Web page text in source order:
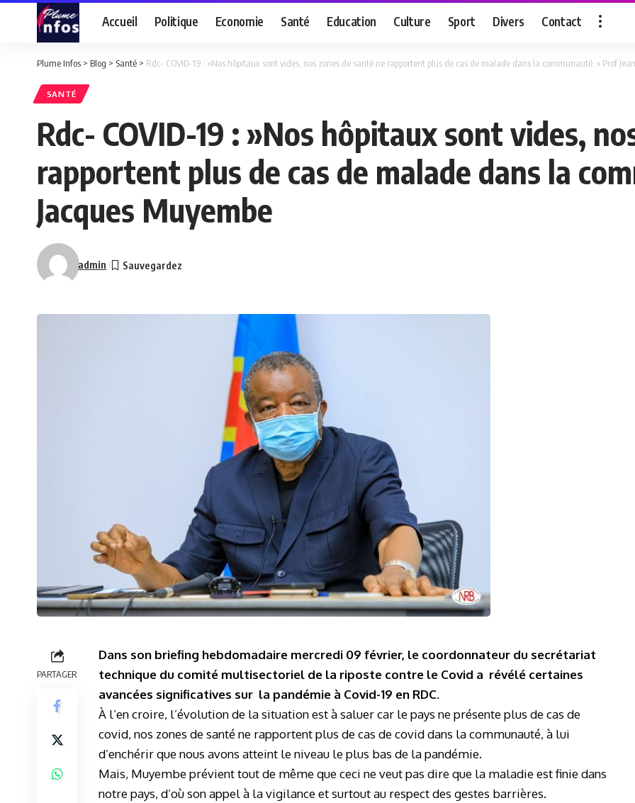
Accueil Politique Economie Santé Education Culture Sport Divers Contact
Plume Infos > Blog > Santé > Rdc- COVID-19 : »Nos hôpitaux sont vides, nos zones de santé ne rapportent plus de cas de malade dans la communauté. » Prof
SANTÉ
Rdc- COVID-19 : »Nos hôpitaux sont vides,
rapportent plus de cas de malade dans la
Jacques Muyembe
admin
PARTAGER
Dans son briefing hebdomadaire mercredi 09 février, le coordonnateur du secrétariat
technique du comité multisectoriel de la riposte contre le Covid a révélé certaines
avancées significatives sur la pandémie à Covid-19 en RDC.
À l’en croire, l’évolution de la situation est à saluer car le pays ne présente plus de cas de
covid, nos zones de santé ne rapportent plus de cas de covid dans la communauté, à lui
d’enchérir que nous avons atteint le niveau le plus bas de la pandémie.
Mais, Muyembe prévient tout de même que ceci ne veut pas dire que la maladie est finie dans
notre pays, d’où son appel à la vigilance et surtout au respect des gestes barrières.